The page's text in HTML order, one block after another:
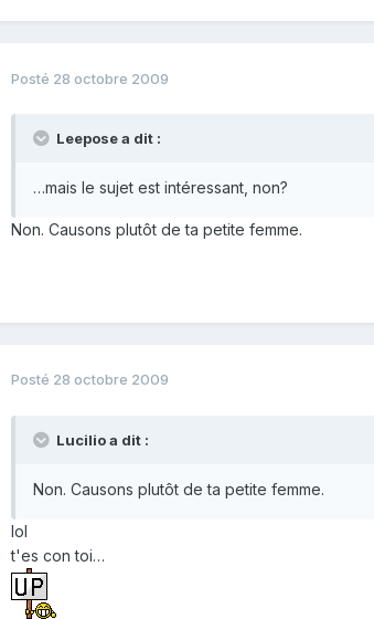
Posté 28 octobre 2009
Leepose a dit :
…mais le sujet est intéressant, non?
Non. Causons plutôt de ta petite femme.
Posté 28 octobre 2009
Lucilio a dit :
Non. Causons plutôt de ta petite femme.
lol
t'es con toi…